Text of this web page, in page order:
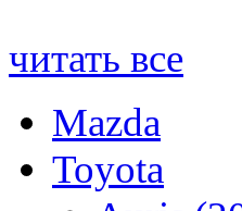
читать все
Mazda
Toyota